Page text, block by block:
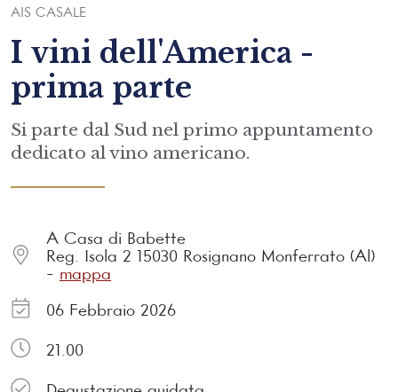
AIS CASALE
I vini dell'America -
prima parte
Si parte dal Sud nel primo appuntamento
dedicato al vino americano.
A Casa di Babette
Reg. Isola 2 15030 Rosignano Monferrato (Al)
- mappa
06 Febbraio 2026
21.00